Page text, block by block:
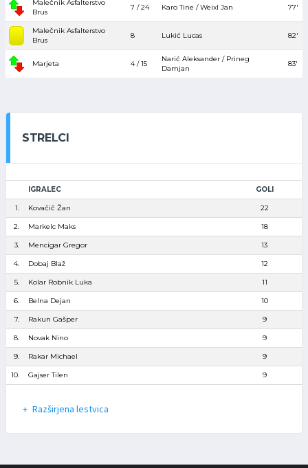
Malečnik Asfalterstvo
Brus
7 / 24 Karo Tine / Weixl Jan 77′
Malečnik Asfalterstvo
Brus
8 Lukić Lucas 82′
Marjeta 4 / 15
Narić Aleksander / Prineg
Damjan
83′
STRELCI
IGRALEC GOLI
1. Kovačič Žan 22
2. Markelc Maks 18
3. Mencigar Gregor 13
4. Dobaj Blaž 12
5. Kolar Robnik Luka 11
6. Belna Dejan 10
7. Rakun Gašper 9
8. Novak Nino 9
9. Rakar Michael 9
10. Gajser Tilen 9
Razširjena lestvica